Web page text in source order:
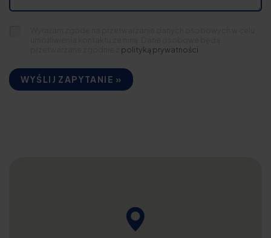
polityką prywatności
WYŚLIJ ZAPYTANIE »